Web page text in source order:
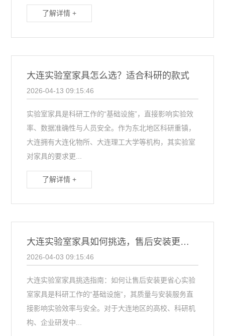
了解详情 +
大连实验室家具怎么选？适合科研的款式
2026-04-13 09:15:46
实验室家具是科研工作的“基础设施”，直接影响实验效
率、数据准确性与人员安全。作为东北地区科研重镇，
大连拥有大连化物所、大连理工大学等机构，其实验室
对家具的要求更...
了解详情 +
大连实验室家具如何挑选，售后安装更省心？
2026-04-03 09:15:46
大连实验室家具挑选指南：如何让售后安装更省心实验
室家具是科研工作的“基础设施”，其质量与安装服务直
接影响实验效率与安全。对于大连地区的高校、科研机
构、企业研发中...